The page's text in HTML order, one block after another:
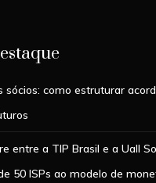
sócios: como estruturar
entre a TIP Brasil e a Uall
50 ISPs ao modelo de